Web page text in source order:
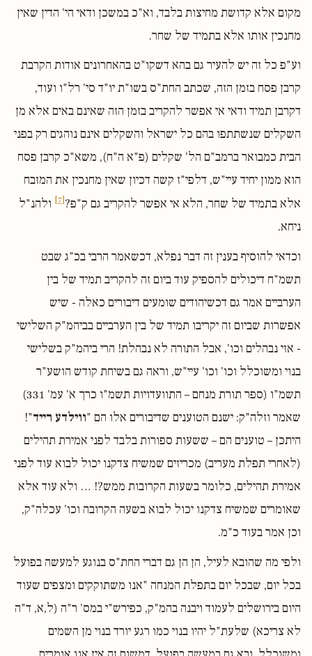
מקום אלא קדושת מחיצות בלבד, וא"כ במשכן ודאי הי' הדין שאין
מחנכין אותו אלא בתמיד של שחר.
וע"פ כל זה יש להעיר גם בהא דשקו"ט בהאחרונים אודות הקרבת
קרבן פסח בזמן הזה, שכתב החת"ס בשו"ת יו"ד סי' רל"ו ועוד,
דקרבן תמיד ודאי אי אפשר להקריב בזמן הזה שאינם באים אלא מן
השקלים שנשתתפו בהם כל ישראל והשקלים אינם נוהגים רק בפני
הבית כמבואר ברמב"ם הל' שקלים (פ"א ה"ח), משא"כ קרבן פסח
הוא ממון יחיד עיי"ש, דלפי"ז קשה דכיון שאין מחנכין את המזבח
אלא בתמיד של שחר, הלא אי אפשר להקריב גם ק"פ?[7]
ולהנ"ל
ניחא.
וכדאי להוסיף בענין זה דבר נפלא, דכשאמר הרבי בכ"ג שבט
תשמ"ח דיכולים להספיק עוד ביום זה להקריב תמיד של בין
הערביים אמר גם דכשיהודים שומעים דיבורים כאלה - שיש
אפשרות שביום זה יקריבו תמיד של בין הערביים בביהמ"ק השלישי
- אזי נבהלים וכו', אבל התורה לא נבהלת! הרי ביהמ"ק בשלישי
בנוי ומשוכלל וכו' וכו' עיי"ש, וראה גם בשיחת קודש הושע"ר
תשמ"ו (ספר תורת מנחם – התוועדויות תשמ"ו כרך א' עמ' 331)
שאמר וזלה"ק: ישנם הטוענים שדיבורים אלו הם "ווילדע רייד"!
היתכן – טוענים הם – ששעות ספורות בלבד לפני אמירת תהילים
(לאחרי תפלת מעריב) מכריזים שמשיח צדקנו יכול לבוא עוד לפני
אמירת תהילים, כלומר בשעות הקרובות ממש?! … ולא עוד אלא
שאומרים שמשיח צדקנו יכול לבוא בשעה הקרובה וכו' עכלה"ק,
וכן אמר בעוד כ"מ.
ולפי מה שהובא לעיל, הן הן גם דברי החת"ס בנוגע למעשה בפועל
בכל יום, שבכל יום בתפלת המנחה "אנו משתוקקים ומצפים שעוד
היום בירושלים לעמוד ויבנה בהמ"ק, כפירש"י במס' ר"ה (ל,א, ד"ה
לא צריכא) שלעת"ל יהיו בנוי כמו רגע יורד בנוי מן השמים